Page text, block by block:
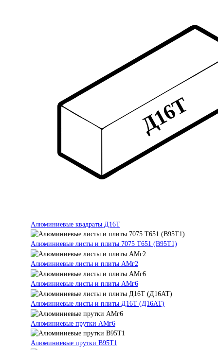
Алюминиевые квадраты Д16Т
Алюминиевые листы и плиты 7075 Т651 (В95Т1)
Алюминиевые листы и плиты АМг2
Алюминиевые листы и плиты АМг6
Алюминиевые листы и плиты Д16Т (Д16АТ)
Алюминиевые прутки АМг6
Алюминиевые прутки В95Т1